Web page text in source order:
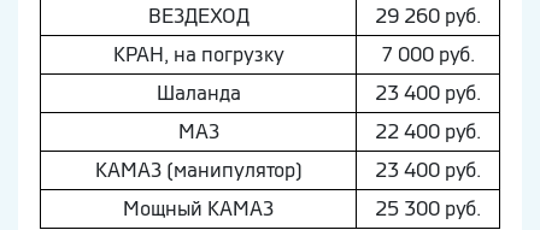
ВEЗДEХОД
29 260 руб.
КРАН, на погрузку
7 000 руб.
Шaлaнда
23 400 руб.
МAЗ
22 400 руб.
КAМAЗ (манипулятор)
23 400 руб.
Мощный КAМAЗ
25 300 руб.